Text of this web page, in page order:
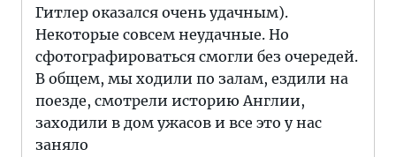
Гитлер оказался очень удачным).
Некоторые совсем неудачные. Но
сфотографироваться смогли без очередей.
В общем, мы ходили по залам, ездили на
поезде, смотрели историю Англии,
заходили в дом ужасов и все это у нас
заняло